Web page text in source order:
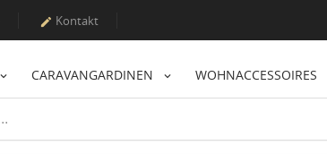
 Kontakt
CARAVANGARDINEN WOHNACCESSOIRES